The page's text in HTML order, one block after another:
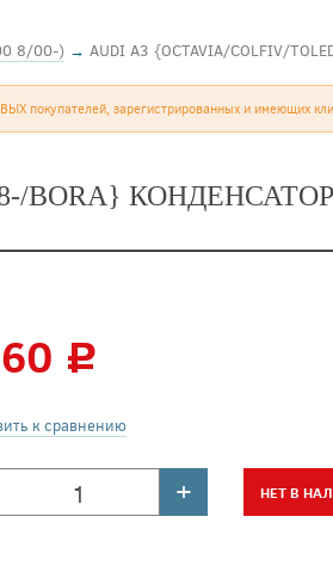
8/00-) → AUDI A3 {OCTAVIA/COLFIV/
покупателей, зарегистрированных и имеющих
BORA}
c
к сравнению
+ НЕТ В